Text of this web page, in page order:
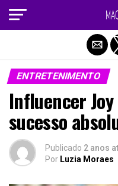
ENTRETENIMENTO
Influencer
sucesso
Publicado 2 anos
Por Luzia Moraes
Sair